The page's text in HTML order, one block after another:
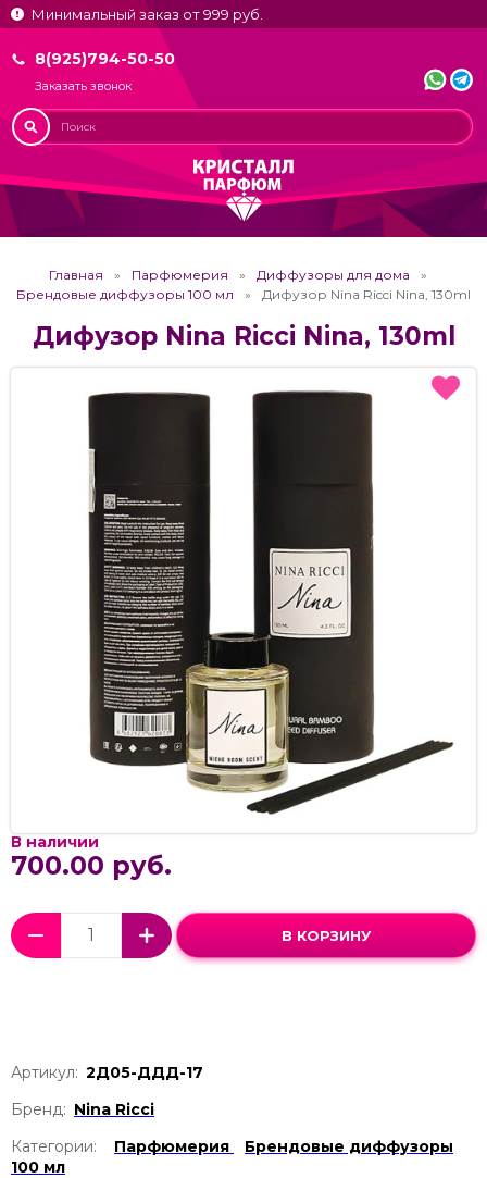
Минимальный заказ от 999 руб.
8(925)794-50-50
Заказать звонок
Главная Парфюмерия
Диффузоры для дома
Брендовые диффузоры 100 мл
Дифузор Nina Ricci Nina, 130ml
Дифузор Nina Ricci Nina, 130ml
В наличии
700.00 руб.
В КОРЗИНУ
Артикул: 2Д05-ДДД-17
Бренд: Nina Ricci
Категории:
Парфюмерия
Брендовые диффузоры
100 мл